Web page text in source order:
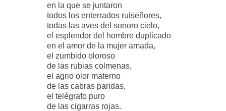
en la que se juntaron
todos los enterrados ruiseñores,
todas las aves del sonoro cielo,
el esplendor del hombre duplicado
en el amor de la mujer amada,
el zumbido oloroso
de las rubias colmenas,
el agrio olor materno
de las cabras paridas,
el telégrafo puro
de las cigarras rojas.